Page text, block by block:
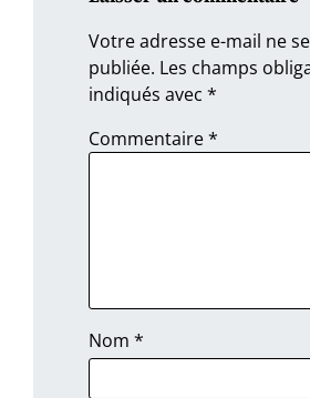
Votre adresse e-mail ne
publiée. Les champs
indiqués avec*
Commentaire*
Nom*